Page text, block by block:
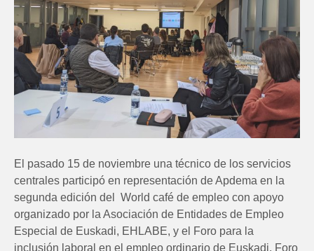
El pasado 15 de noviembre una técnico de los servicios
centrales participó en representación de Apdema en la
segunda edición del World café de empleo con apoyo
organizado por la Asociación de Entidades de Empleo
Especial de Euskadi, EHLABE, y el Foro para la
inclusión laboral en el empleo ordinario de Euskadi, Foro